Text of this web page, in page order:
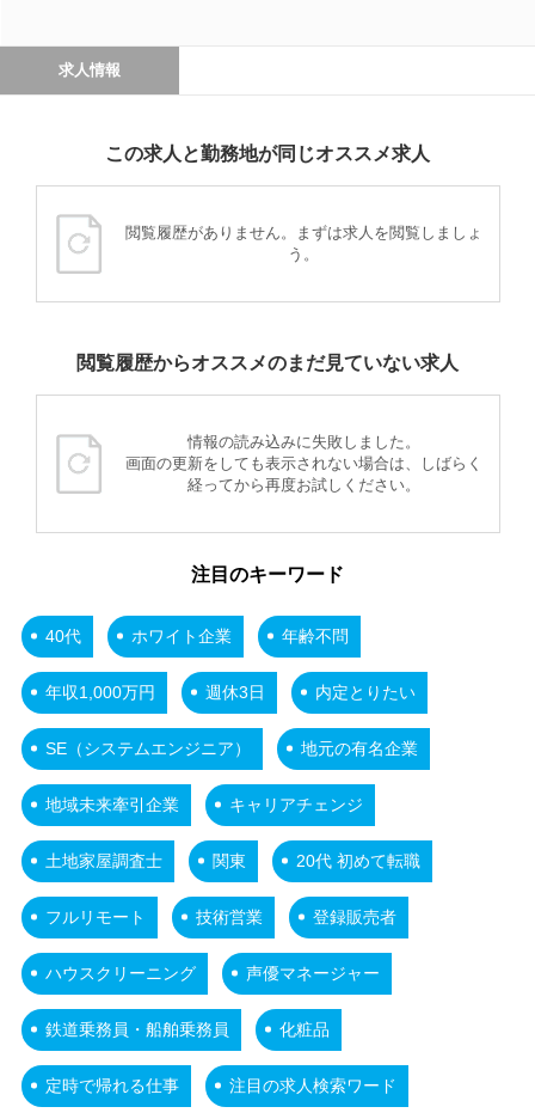
求人情報
この求人と勤務地が同じオススメ求人
閲覧履歴がありません。まずは求人を閲覧しましょ
う。
閲覧履歴からオススメのまだ見ていない求人
情報の読み込みに失敗しました。
画面の更新をしても表示されない場合は、しばらく
経ってから再度お試しください。
注目のキーワード
40代 ホワイト企業 年齢不問
年収1,000万円 週休3日 内定とりたい
SE（システムエンジニア） 地元の有名企業
地域未来牽引企業 キャリアチェンジ
土地家屋調査士 関東 20代 初めて転職
フルリモート 技術営業 登録販売者
ハウスクリーニング 声優マネージャー
鉄道乗務員・船舶乗務員 化粧品
定時で帰れる仕事 注目の求人検索ワード